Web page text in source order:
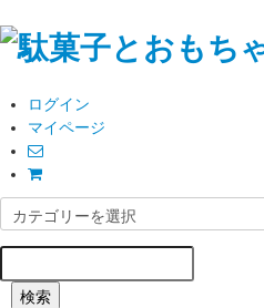
ログイン
マイページ
検索